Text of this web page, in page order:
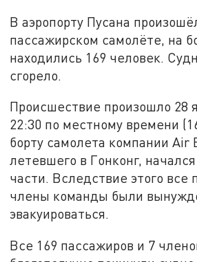
В аэропорту Пусана
пассажирском самолёте, на
находились 169 человек.
сгорело.
Происшествие произошло 28
22:30 по местному времени
борту самолета компании Air
летевшего в Гонконг,
части. Вследствие этого все
члены команды были
эвакуироваться.
Все 169 пассажиров и 7